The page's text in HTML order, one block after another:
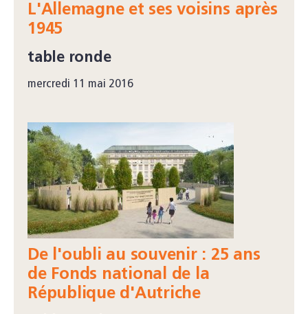
L'Allemagne et ses voisins après
1945
table ronde
mercredi 11 mai 2016
De l'oubli au souvenir : 25 ans
de Fonds national de la
République d'Autriche